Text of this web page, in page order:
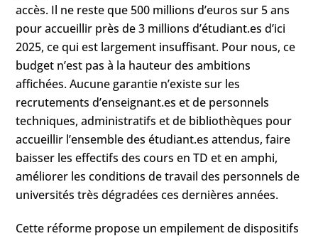
accès. Il ne reste que 500 millions d’euros sur 5 ans
pour accueillir près de 3 millions d’étudiant.es d’ici
2025, ce qui est largement insuffisant. Pour nous, ce
budget n’est pas à la hauteur des ambitions
affichées. Aucune garantie n’existe sur les
recrutements d’enseignant.es et de personnels
techniques, administratifs et de bibliothèques pour
accueillir l’ensemble des étudiant.es attendus, faire
baisser les effectifs des cours en TD et en amphi,
améliorer les conditions de travail des personnels de
universités très dégradées ces dernières années.
Cette réforme propose un empilement de dispositifs